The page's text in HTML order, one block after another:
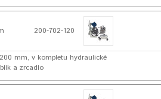
200-702-120
mm, v kompletu hydraulické
a zrcadlo